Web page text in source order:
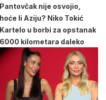
Pantovčak nije osvojio,
hoće li Aziju? Niko Tokić
Kartelo u borbi za opstanak
6000 kilometara daleko